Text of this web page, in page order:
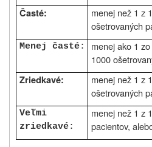
Časté:
menej než 1 z
ošetrovaných
Menej časté:
menej ako 1
1000
Zriedkavé:
menej než 1 z
ošetrovaných
Veľmi
zriedkavé:
menej než 1 z
pacientov,